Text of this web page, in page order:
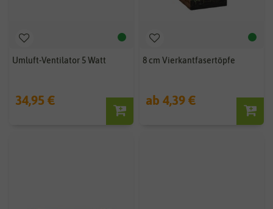
Umluft-Ventilator 5 Watt
34,95 €
8 cm Vierkantfasertöpfe
ab 4,39 €